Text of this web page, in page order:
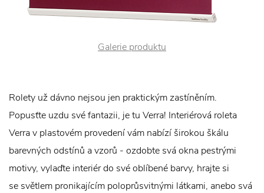
Galerie produktu
Rolety už dávno nejsou jen praktickým zastíněním.
Popusťte uzdu své fantazii, je tu Verra! Interiérová roleta
Verra v plastovém provedení vám nabízí širokou škálu
barevných odstínů a vzorů - ozdobte svá okna pestrými
motivy, vylaďte interiér do své oblíbené barvy, hrajte si
se světlem pronikajícím poloprůsvitnými látkami, anebo svá